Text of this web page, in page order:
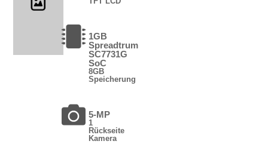
1GB
Spreadtrum
SC7731G
SoC
8GB
Speicherung
5-MP
1
Rückseite
Kamera